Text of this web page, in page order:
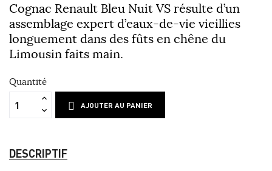
Cognac Renault Bleu Nuit VS résulte d’un
assemblage expert d’eaux-de-vie vieillies
longuement dans des fûts en chêne du
Limousin faits main.
Quantité
AJOUTER AU PANIER
DESCRIPTIF